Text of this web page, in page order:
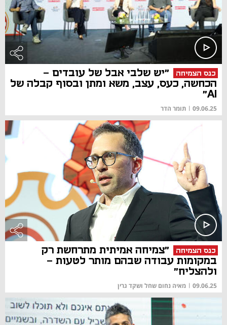
כנס הצמיחה
"יש שלבי אבל של עובדים -
הכחשה, כעס, עצב, משא ומתן ובסוף קבלה של
AI"
09.06.25
| תומר הדר
כנס הצמיחה
"צמיחה אמיתית מתרחשת רק
במקומות עבודה שבהם מותר לטעות -
ולהצליח"
09.06.25
| מאיה נחום שחל ושקד גרין